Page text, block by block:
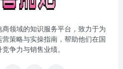
领域的知识服务平台，致力于为
策略与实操指南，帮助他们在国
争力与销售业绩。